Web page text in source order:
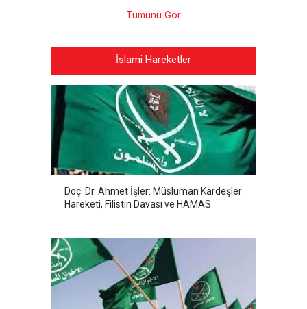
Tümünü Gör
İslami Hareketler
Doç. Dr. Ahmet İşler: Müslüman Kardeşler
Hareketi, Filistin Davası ve HAMAS